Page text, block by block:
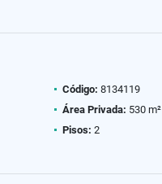
Código: 8134119
Área Privada: 530 m²
Pisos: 2